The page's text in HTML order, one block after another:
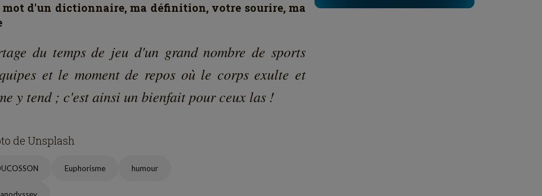
mot d'un dictionnaire, ma définition, votre sourire, ma
du temps de jeu d'un grand nombre de sports
et le moment de repos où le corps exulte et
y tend ; c'est ainsi un bienfait pour ceux las !
de Unsplash
Euphorisme humour